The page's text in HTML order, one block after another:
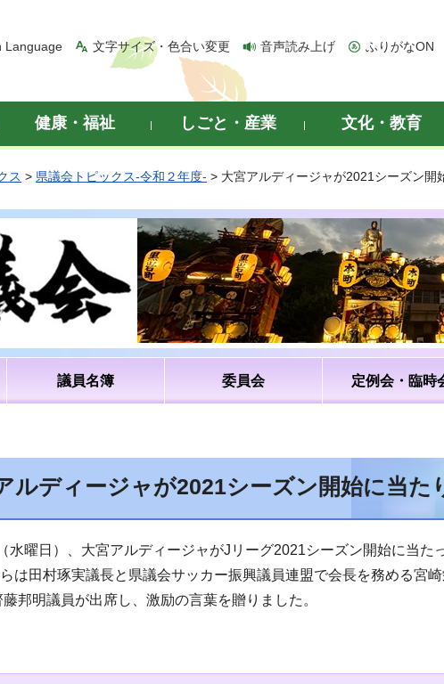
Language 文字サイズ・色合い変更 音声読み上げ ふりがなON
健康・福祉 しごと・産業 文化・教育
ス > 県議会トピックス-令和２年度- > 大宮アルディージャが2021シーズン開
議員名簿 委員会 定例会・臨時
ルディージャが2021シーズン開始に当た
水曜日）、大宮アルディージャがJリーグ2021シーズン開始に当た
は田村琢実議長と県議会サッカー振興議員連盟で会長を務める宮
邦明議員が出席し、激励の言葉を贈りました。